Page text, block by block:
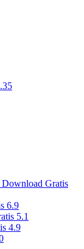
Gratis
6.9
5.1
4.9